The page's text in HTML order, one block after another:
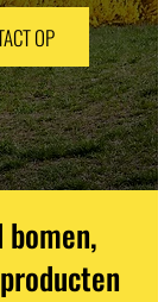
OP
bomen,